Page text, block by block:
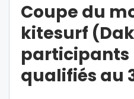
Coupe du
kitesurf
participants
qualifiés au